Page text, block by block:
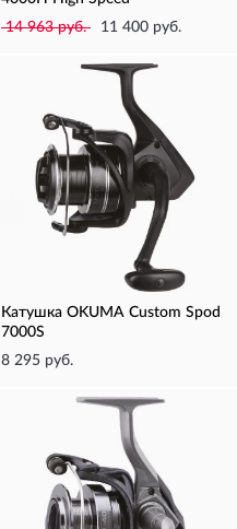
14 963 руб.
11 400 руб.
Катушка OKUMA Custom Spod
7000S
8 295 руб.